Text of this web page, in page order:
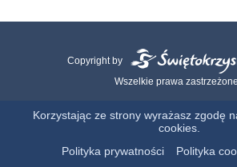
Copyright by
Wszelkie prawa
Korzystając ze strony wyrażasz zgodę
cookies.
Polityka prywatności
Polityka